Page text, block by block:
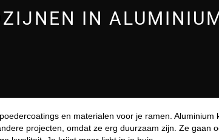
IN
en materialen voor je ramen.
projecten, omdat ze erg duurzaam zijn. Ze gaan